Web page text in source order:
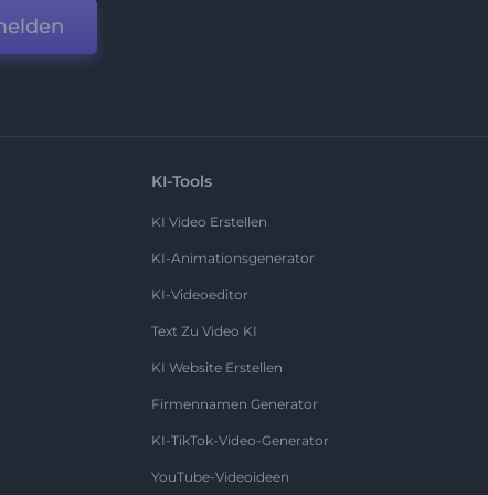
KI-Tools
KI Video Erstellen
KI-Animationsgenerator
KI-Videoeditor
Text Zu Video KI
KI Website Erstellen
Firmennamen Generator
KI-TikTok-Video-Generator
YouTube-Videoideen